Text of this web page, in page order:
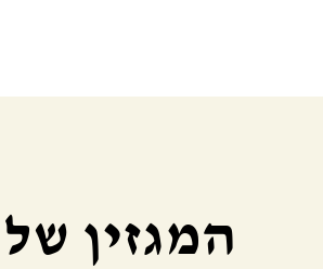
המגזין